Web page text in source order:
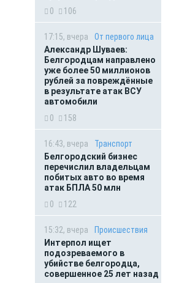
0
106
17:15, вчера
От первого лица
Александр Шуваев:
Белгородцам направлено
уже более 50 миллионов
рублей за повреждённые
в результате атак ВСУ
автомобили
0
158
16:43, вчера
Транспорт
Белгородский бизнес
перечислил владельцам
побитых авто во время
атак БПЛА 50 млн
0
122
15:32, вчера
Происшествия
Интерпол ищет
подозреваемого в
убийстве белгородца,
совершенное 25 лет назад